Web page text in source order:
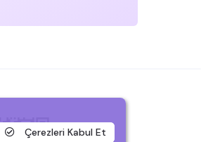
Çerezleri Kabul Et